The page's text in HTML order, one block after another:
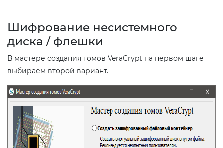
Шифрование несистемного
диска / флешки
В мастере создания томов VeraCrypt на первом шаге
выбираем второй вариант.